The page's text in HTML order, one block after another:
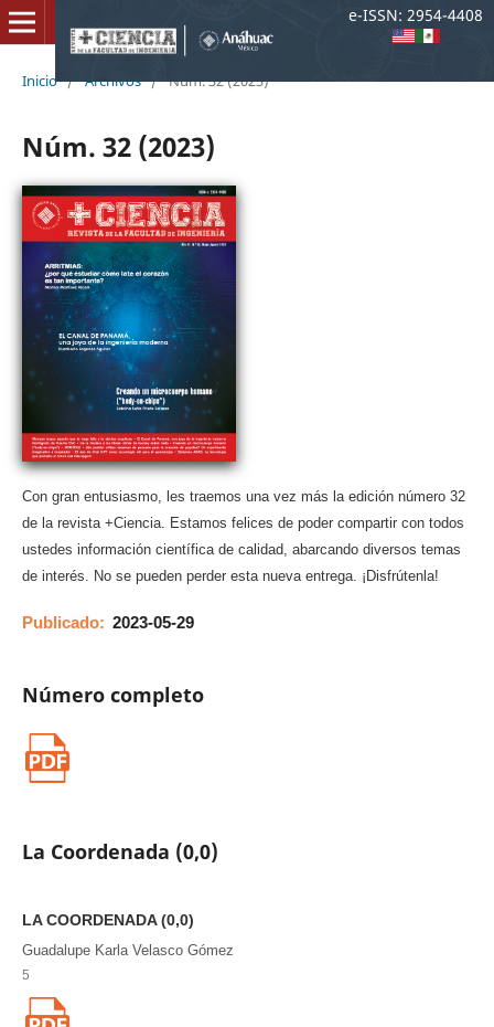
Inicio / Archivos / Núm. 32 (2023)
Núm. 32 (2023)
Con gran entusiasmo, les traemos una vez más la edición número 32
de la revista +Ciencia. Estamos felices de poder compartir con todos
ustedes información científica de calidad, abarcando diversos temas
de interés. No se pueden perder esta nueva entrega. ¡Disfrútenla!
Publicado: 2023-05-29
Número completo
La Coordenada (0,0)
LA COORDENADA (0,0)
Guadalupe Karla Velasco Gómez
5
e-ISSN: 2954-4408